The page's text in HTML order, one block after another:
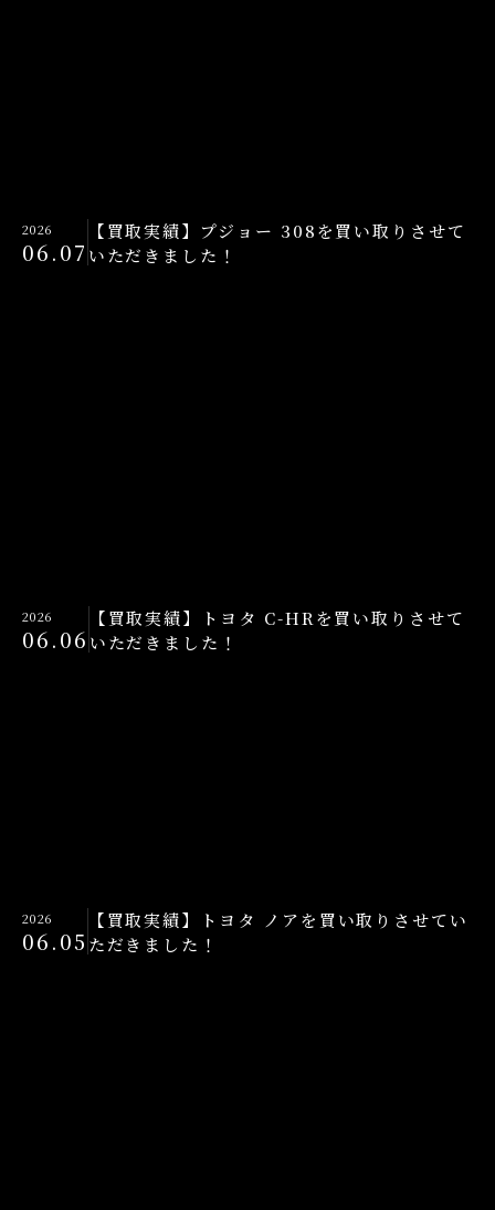
2026
06.07
【買取実績】プジョー 308を買い取りさせて
いただきました！
2026
06.06
【買取実績】トヨタ C-HRを買い取りさせて
いただきました！
2026
06.05
【買取実績】トヨタ ノアを買い取りさせてい
ただきました！